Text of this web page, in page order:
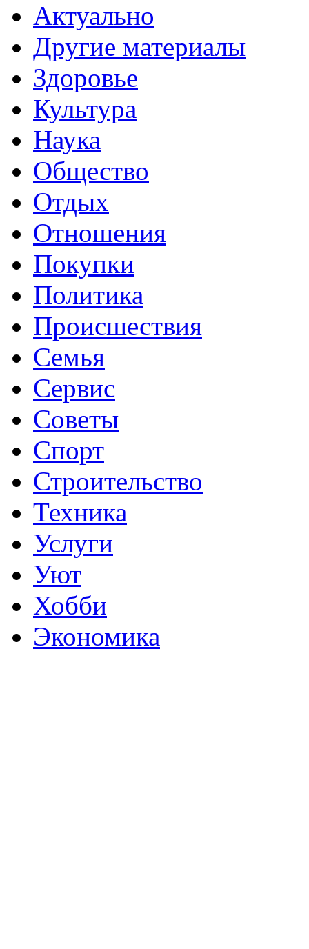
Актуально
Другие материалы
Здоровье
Культура
Наука
Общество
Отдых
Отношения
Покупки
Политика
Происшествия
Семья
Сервис
Советы
Спорт
Строительство
Техника
Услуги
Уют
Хобби
Экономика